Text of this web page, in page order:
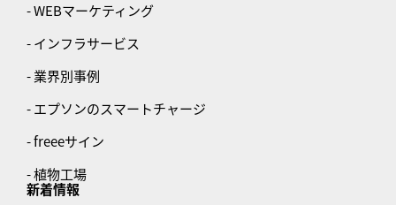
- WEBマーケティング
- インフラサービス
- 業界別事例
- エプソンのスマートチャージ
- freeeサイン
- 植物工場
新着情報